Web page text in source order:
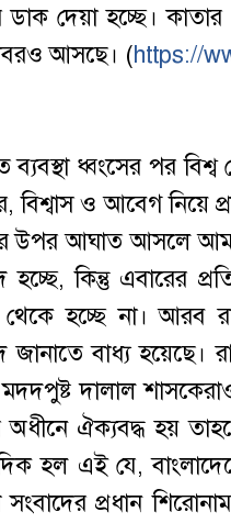
ডাক দেয়া হচ্ছে।
আসছে। (https://
ব্যবস্থা ধ্বংসের পর
বিশ্বাস ও আবেগ নিয়ে
উপর আঘাত আসলে আমরা
হচ্ছে, কিন্তু এবারের
হচ্ছে না। আরব
জানাতে বাধ্য হয়েছে।
মদদপুষ্ট দালাল
অধীনে ঐক্যবদ্ধ হয়
হল এই যে,
প্রধান